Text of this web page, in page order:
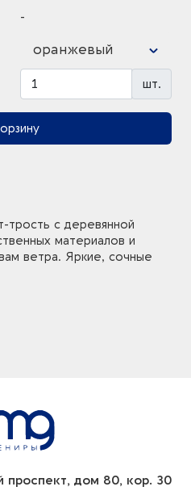
-
оранжевый
шт.
трость с деревянной
материалов и
ветра. Яркие, сочные
проспект, дом 80, кор. 30